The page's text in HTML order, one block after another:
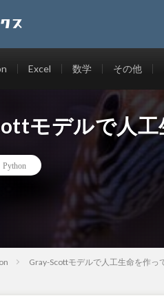
Excel 数学 その他
モデルで人
Python
Gray-Scottモデルで人工生命を作っ